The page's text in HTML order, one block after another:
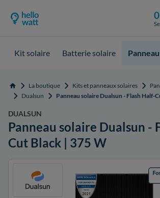
Kit solaire Batterie solaire
Accueil La boutique Kits et panneaux solaires
Dualsun
Panneau solaire Dualsun - Flash Half-
DUALSUN
Panneau solaire Dualsun -
Cut Black | 375 W